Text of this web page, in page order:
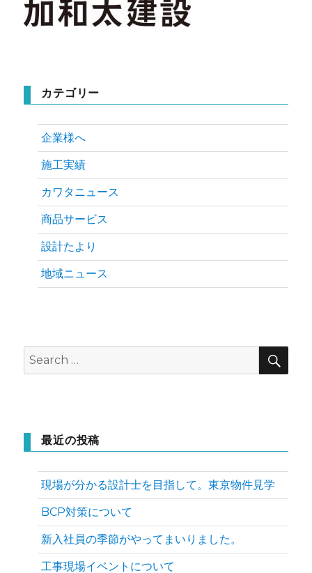
カテゴリー
企業様へ
施工実績
カワタニュース
商品サービス
設計たより
地域ニュース
Search
for:
最近の投稿
現場が分かる設計士を目指して。東京物件見学
BCP対策について
新入社員の季節がやってまいりました。
工事現場イベントについて